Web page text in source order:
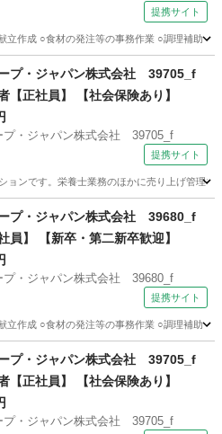
提携サイト
立作成 ○食材の発注等の事務作業 ○調理補助
プ・ジャパン株式会社 39705_f
【正社員】 【社会保険あり】
プ・ジャパン株式会社 39705_f
提携サイト
ョンです。栄養士業務のほかに売り上げ管理
プ・ジャパン株式会社 39680_f
員】 【新卒・第二新卒歓迎】
プ・ジャパン株式会社 39680_f
提携サイト
立作成 ○食材の発注等の事務作業 ○調理補助
プ・ジャパン株式会社 39705_f
【正社員】 【社会保険あり】
プ・ジャパン株式会社 39705_f